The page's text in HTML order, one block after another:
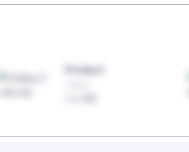
Product